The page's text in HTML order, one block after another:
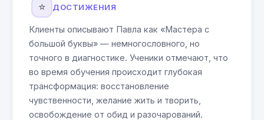
⭐ ДОСТИЖЕНИЯ
Клиенты описывают Павла как «Мастера с
большой буквы» — немногословного, но
точного в диагностике. Ученики отмечают, что
во время обучения происходит глубокая
трансформация: восстановление
чувственности, желание жить и творить,
освобождение от обид и разочарований.